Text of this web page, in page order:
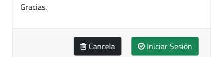
Gracias.
Cancela Iniciar Sesión